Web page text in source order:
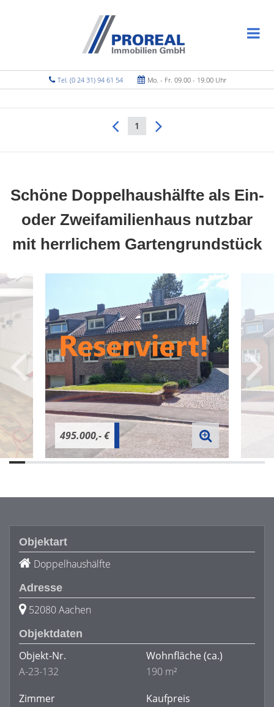
Tel. (0 24 31) 94 61 54 Mo. - Fr. 09.00 - 19.00 Uhr
1
Schöne Doppelhaushälfte als Ein-
oder Zweifamilienhaus nutzbar
mit herrlichem Gartengrundstück
495.000,- €
Objektart
Doppelhaushälfte
Adresse
52080 Aachen
Objektdaten
Objekt-Nr.
A-23-132
Wohnfläche (ca.)
190 m²
Zimmer
Kaufpreis